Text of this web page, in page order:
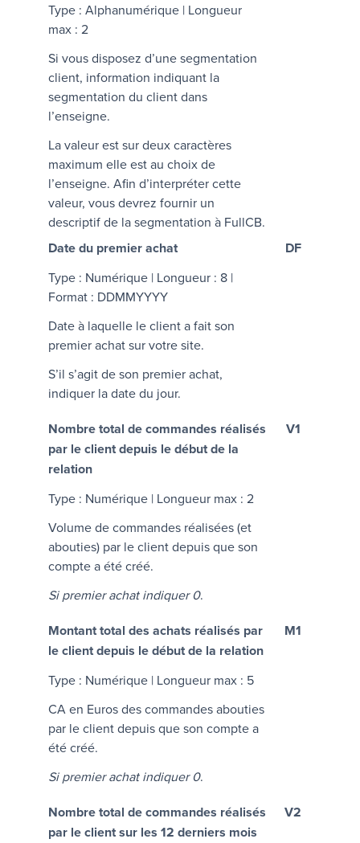
Type : Alphanumérique | Longueur
max : 2
Si vous disposez d’une segmentation
client, information indiquant la
segmentation du client dans
l’enseigne.
La valeur est sur deux caractères
maximum elle est au choix de
l’enseigne. Afin d’interpréter cette
valeur, vous devrez fournir un
descriptif de la segmentation à FullCB.
Date du premier achat
Type : Numérique | Longueur : 8 |
Format : DDMMYYYY
Date à laquelle le client a fait son
premier achat sur votre site.
S’il s’agit de son premier achat,
indiquer la date du jour.
DF
Nombre total de commandes réalisés
par le client depuis le début de la
relation
Type : Numérique | Longueur max : 2
Volume de commandes réalisées (et
abouties) par le client depuis que son
compte a été créé.
Si premier achat indiquer 0.
V1
Montant total des achats réalisés par
le client depuis le début de la relation
Type : Numérique | Longueur max : 5
CA en Euros des commandes abouties
par le client depuis que son compte a
été créé.
Si premier achat indiquer 0.
M1
Nombre total de commandes réalisés
par le client sur les 12 derniers mois
V2